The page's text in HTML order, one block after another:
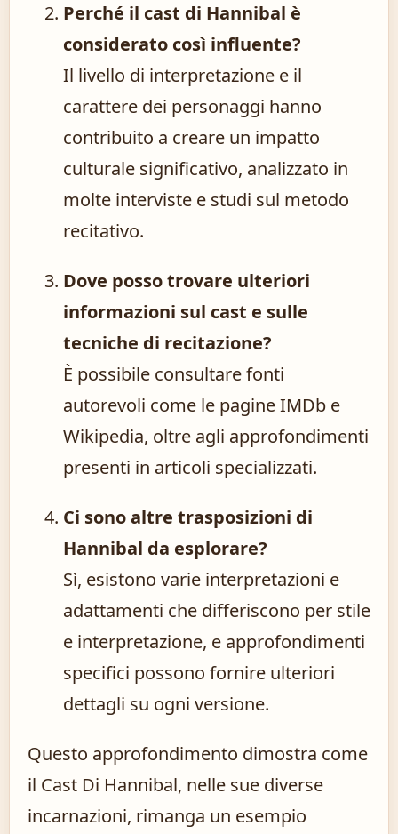
Perché il cast di Hannibal è
considerato così influente?
Il livello di interpretazione e il
carattere dei personaggi hanno
contribuito a creare un impatto
culturale significativo, analizzato in
molte interviste e studi sul metodo
recitativo.
Dove posso trovare ulteriori
informazioni sul cast e sulle
tecniche di recitazione?
È possibile consultare fonti
autorevoli come le pagine IMDb e
Wikipedia, oltre agli approfondimenti
presenti in articoli specializzati.
Ci sono altre trasposizioni di
Hannibal da esplorare?
Sì, esistono varie interpretazioni e
adattamenti che differiscono per stile
e interpretazione, e approfondimenti
specifici possono fornire ulteriori
dettagli su ogni versione.
Questo approfondimento dimostra come
il Cast Di Hannibal, nelle sue diverse
incarnazioni, rimanga un esempio